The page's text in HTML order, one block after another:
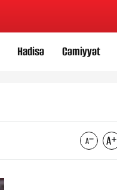
Hadisə Cəmiyyət